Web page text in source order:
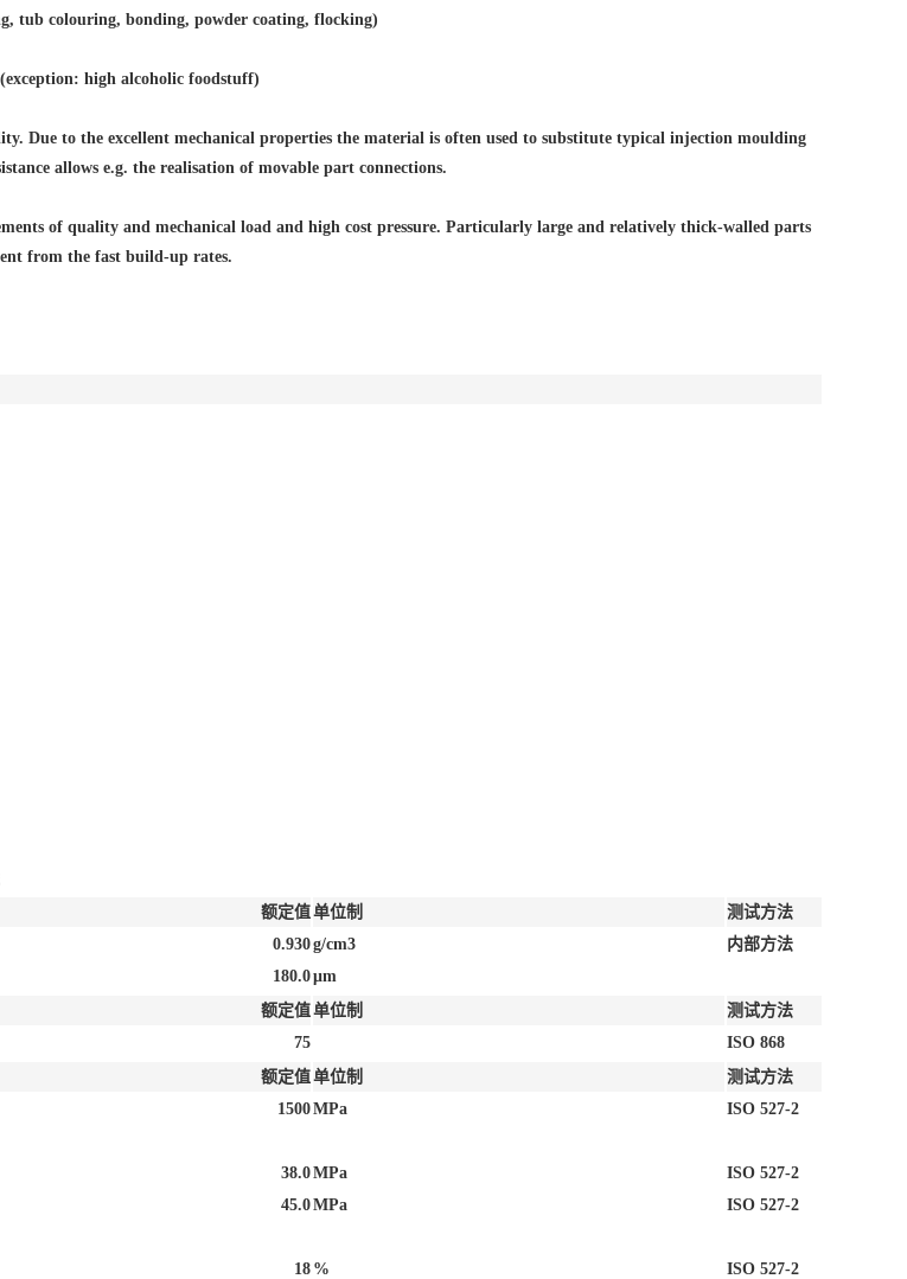
tub colouring, bonding, powder coating, flocking)
high alcoholic foodstuff)
Due to the excellent mechanical properties the material is often used to substitute typical injection moulding
allows e.g. the realisation of movable part connections.
of quality and mechanical load and high cost pressure. Particularly large and relatively thick-walled parts
from the fast build-up rates.
额定值单位制
测试方法
0.930g/cm3
内部方法
180.0μm
额定值单位制
测试方法
75
ISO 868
额定值单位制
测试方法
1500MPa
ISO 527-2
38.0MPa
ISO 527-2
45.0MPa
ISO 527-2
18 %
ISO 527-2